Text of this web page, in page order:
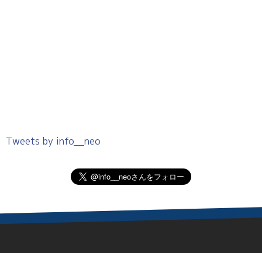
Tweets by info__neo